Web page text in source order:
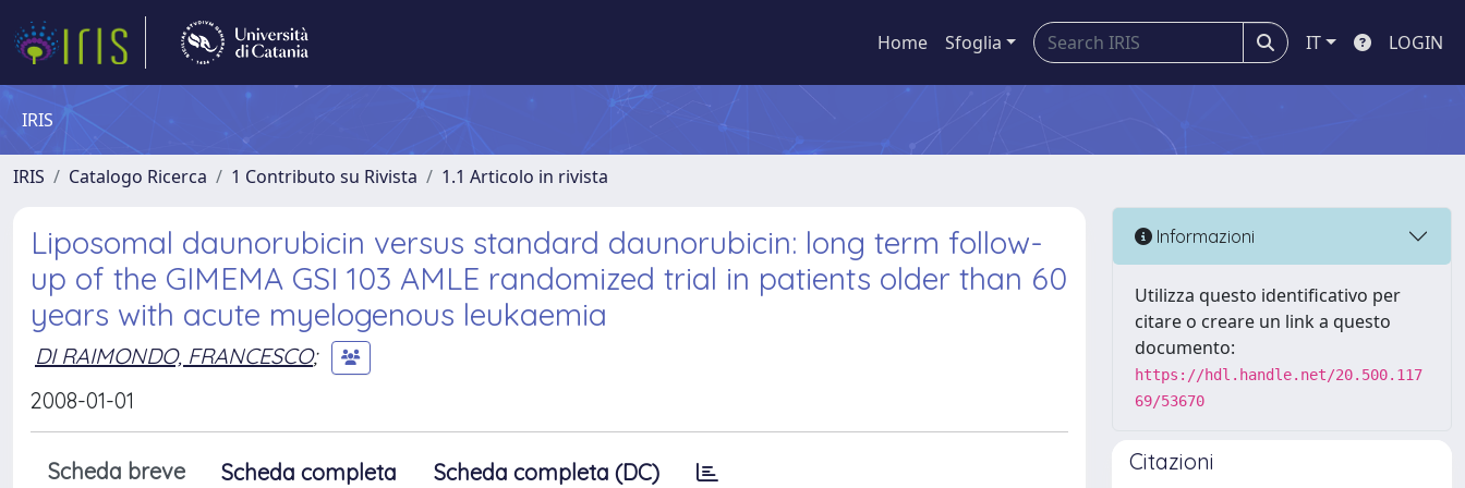
Home Sfoglia IT LOGIN
IRIS
IRIS Catalogo Ricerca 1 Contributo su Rivista 1.1 Articolo in rivista
Liposomal daunorubicin versus standard daunorubicin: long term follow-
up of the GIMEMA GSI 103 AMLE randomized trial in patients older than 60
years with acute myelogenous leukaemia
DI RAIMONDO, FRANCESCO;
2008-01-01
Scheda breve Scheda completa Scheda completa (DC)
Informazioni
Utilizza questo identificativo per
citare o creare un link a questo
documento:
https://hdl.handle.net/20.500.117
69/53670
Citazioni